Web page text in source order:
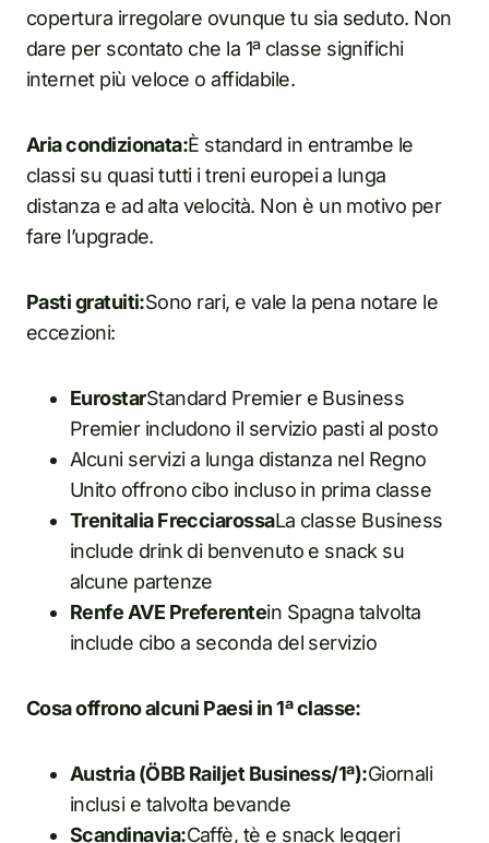
copertura irregolare ovunque tu sia seduto. Non
dare per scontato che la 1ª classe significhi
internet più veloce o affidabile.
Aria condizionata:È standard in entrambe le
classi su quasi tutti i treni europei a lunga
distanza e ad alta velocità. Non è un motivo per
fare l’upgrade.
Pasti gratuiti:Sono rari, e vale la pena notare le
eccezioni:
EurostarStandard Premier e Business
Premier includono il servizio pasti al posto
Alcuni servizi a lunga distanza nel Regno
Unito offrono cibo incluso in prima classe
Trenitalia FrecciarossaLa classe Business
include drink di benvenuto e snack su
alcune partenze
Renfe AVE Preferentein Spagna talvolta
include cibo a seconda del servizio
Cosa offrono alcuni Paesi in 1ª classe:
Austria (ÖBB Railjet Business/1ª):Giornali
inclusi e talvolta bevande
Scandinavia:Caffè, tè e snack leggeri